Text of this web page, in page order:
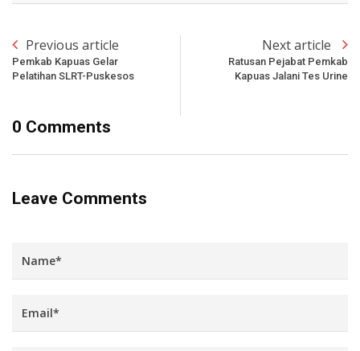
Previous article
Pemkab Kapuas Gelar
Pelatihan SLRT-Puskesos
Next article
Ratusan Pejabat Pemkab
Kapuas Jalani Tes Urine
0 Comments
Leave Comments